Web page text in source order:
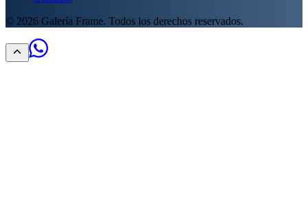
© 2026 Galería Frame. Todos los derechos reservados.